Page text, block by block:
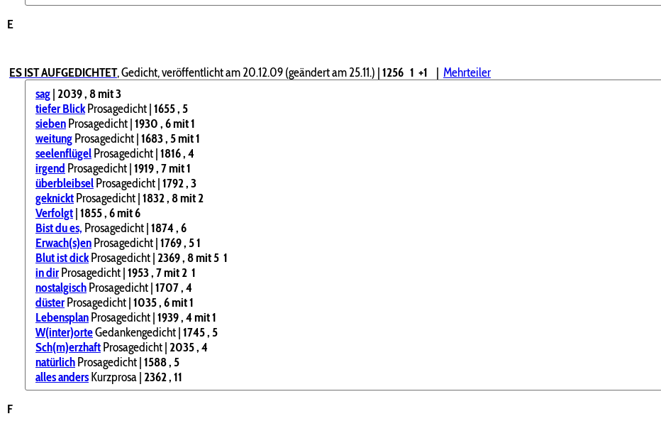
E
ES IST AUFGEDICHTET,Gedicht, veröffentlicht am 20.12.09 (geändert am 25.11.) |1256 1 +1 | Mehrteiler
sag| 2039, 8mit 3
tiefer BlickProsagedicht |1655, 5
siebenProsagedicht |1930, 6mit 1
weitungProsagedicht |1683, 5mit 1
seelenflügelProsagedicht |1816, 4
irgend Prosagedicht |1919, 7mit 1
überbleibselProsagedicht |1792, 3
geknicktProsagedicht |1832, 8mit 2
Verfolgt|1855, 6mit 6
Bist du es, Prosagedicht |1874, 6
Erwach(s)enProsagedicht |1769, 51
Blut ist dickProsagedicht | 2369, 8mit 5 1
in dirProsagedicht |1953, 7mit 2 1
nostalgischProsagedicht |1707, 4
düsterProsagedicht |1035, 6mit 1
LebensplanProsagedicht |1939, 4mit 1
W(inter)orteGedankengedicht |1745, 5
Sch(m)erzhaftProsagedicht | 2035, 4
natürlichProsagedicht |1588, 5
alles andersKurzprosa | 2362, 11
F